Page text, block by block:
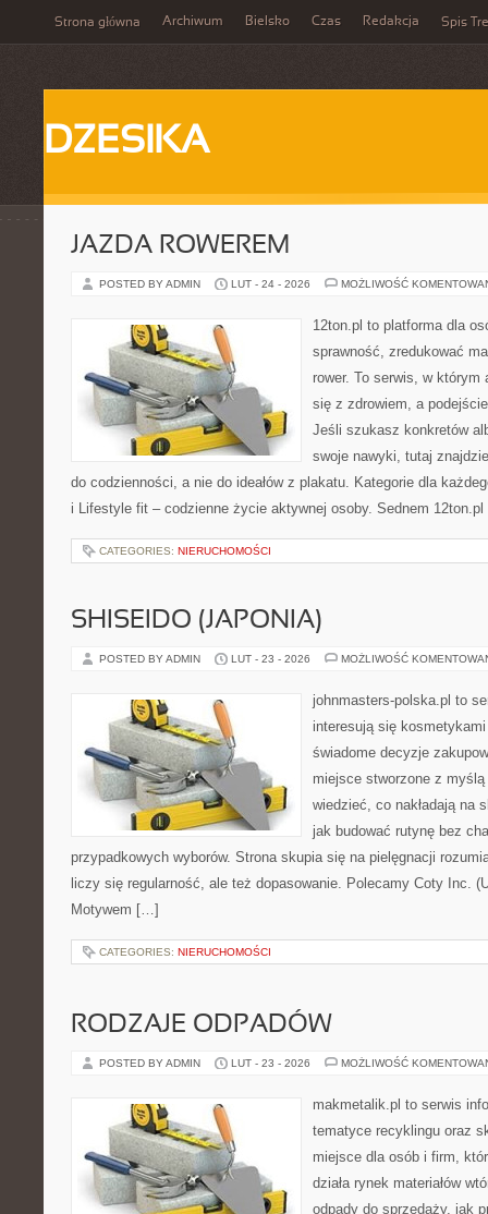
Strona główna Archiwum Bielsko Czas Redakcja Spis
DZESIKA
JAZDA ROWEREM
POSTED BY ADMIN LUT - 24 - 2026 MOŻLIWOŚĆ
12ton.pl to platforma dla
sprawność, zredukować
rower. To serwis, w
się z zdrowiem, a
Jeśli szukasz konkretów
swoje nawyki, tutaj
do codzienności, a nie do ideałów z plakatu. Kategorie dla
i Lifestyle fit – codzienne życie aktywnej osoby. Sednem
CATEGORIES: NIERUCHOMOŚCI
SHISEIDO (JAPONIA)
POSTED BY ADMIN LUT - 23 - 2026 MOŻLIWOŚĆ
johnmasters-polska.pl to
interesują się
świadome decyzje
miejsce stworzone z
wiedzieć, co nakładają na
jak budować rutynę bez
przypadkowych wyborów. Strona skupia się na pielęgnacji
liczy się regularność, ale też dopasowanie. Polecamy Coty Inc.
Motywem […]
CATEGORIES: NIERUCHOMOŚCI
RODZAJE ODPADÓW
POSTED BY ADMIN LUT - 23 - 2026 MOŻLIWOŚĆ
makmetalik.pl to serwis
tematyce recyklingu oraz
miejsce dla osób i firm,
działa rynek materiałów
odpady do sprzedaży, jak